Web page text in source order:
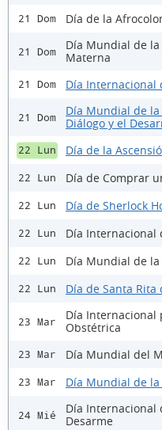
21 Dom Día de la
21 Dom
Día Mundial de
Materna
21 Dom Día Internacional
21 Dom
Día Mundial de
Diálogo y el
22 Lun Día de la
22 Lun Día de Comprar
22 Lun Día de Sherlock
22 Lun Día Internacional
22 Lun Día Mundial de
22 Lun Día de Santa Rita
23 Mar
Día Internacional
Obstétrica
23 Mar Día Mundial del
23 Mar Día Mundial de la
24 Mié
Día Internacional
Desarme